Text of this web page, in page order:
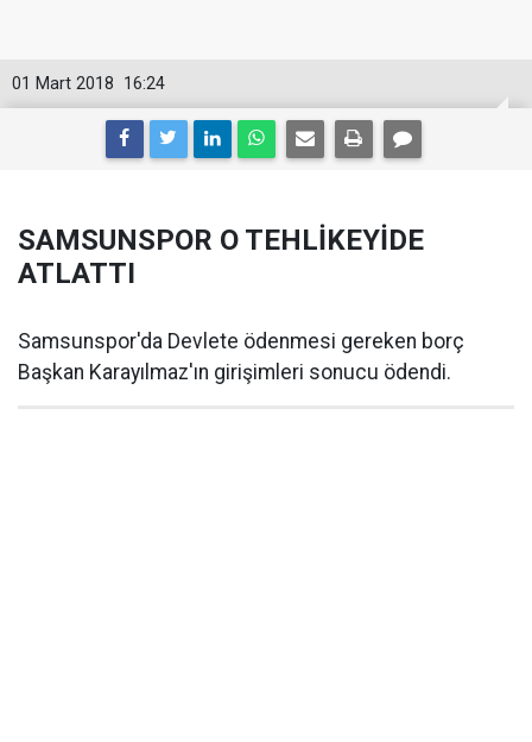
16:24
01 Mart 2018
SAMSUNSPOR O TEHLİKEYİDE
ATLATTI
Samsunspor'da Devlete ödenmesi gereken borç
Başkan Karayılmaz'ın girişimleri sonucu ödendi.